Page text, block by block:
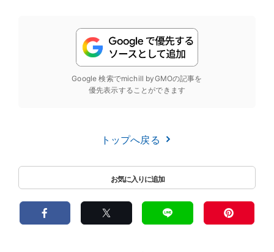
Google 検索でmichill byGMOの記事を
優先表示することができます
トップへ戻る